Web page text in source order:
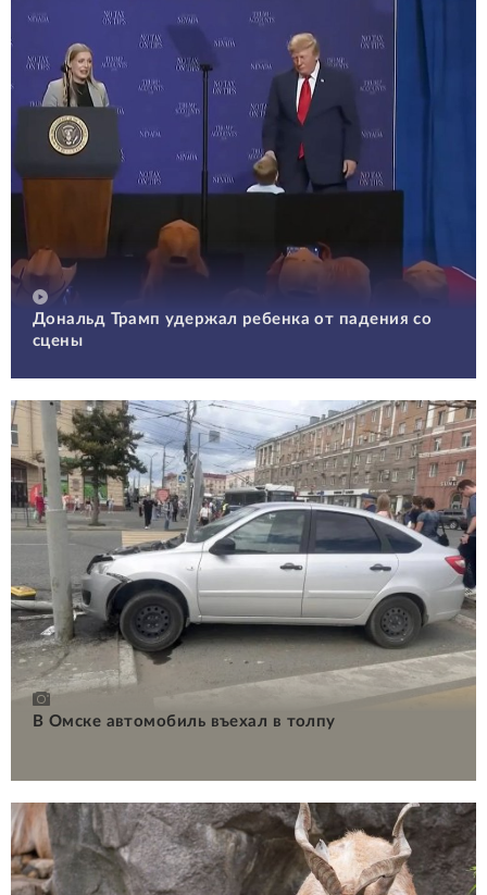
Дональд Трамп удержал ребенка от падения со
сцены
В Омске автомобиль въехал в толпу